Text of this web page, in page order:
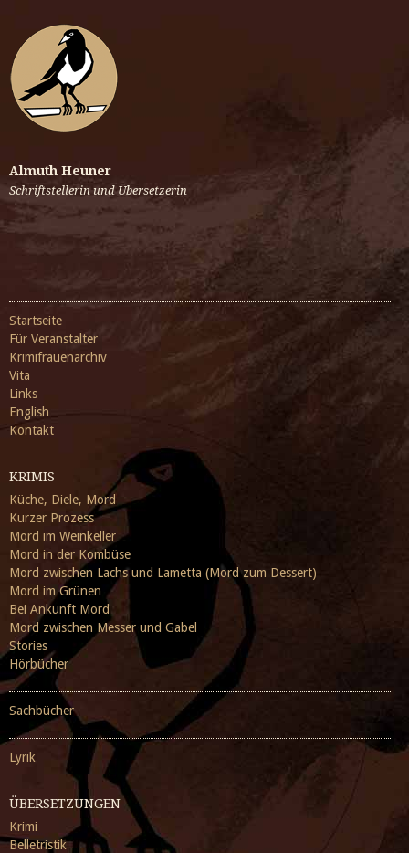
Almuth Heuner
Schriftstellerin und Übersetzerin
Startseite
Für Veranstalter
Krimifrauenarchiv
Vita
Links
English
Kontakt
KRIMIS
Küche, Diele, Mord
Kurzer Prozess
Mord im Weinkeller
Mord in der Kombüse
Mord zwischen Lachs und Lametta (Mord zum Dessert)
Mord im Grünen
Bei Ankunft Mord
Mord zwischen Messer und Gabel
Stories
Hörbücher
Sachbücher
Lyrik
ÜBERSETZUNGEN
Krimi
Belletristik